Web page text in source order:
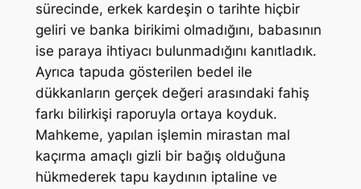
sürecinde, erkek kardeşin o tarihte hiçbir
geliri ve banka birikimi olmadığını, babasının
ise paraya ihtiyacı bulunmadığını kanıtladık.
Ayrıca tapuda gösterilen bedel ile
dükkanların gerçek değeri arasındaki fahiş
farkı bilirkişi raporuyla ortaya koyduk.
Mahkeme, yapılan işlemin mirastan mal
kaçırma amaçlı gizli bir bağış olduğuna
hükmederek tapu kaydının iptaline ve